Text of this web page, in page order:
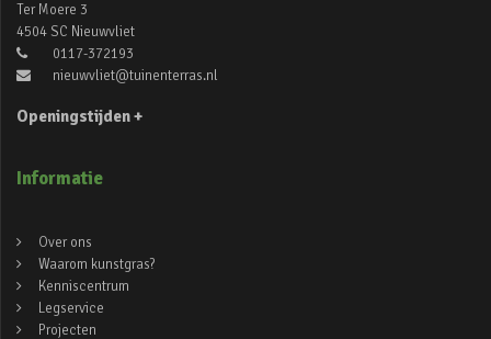
Ter Moere 3
4504 SC Nieuwvliet
0117-372193
nieuwvliet@tuinenterras.nl
Openingstijden +
Informatie
Over ons
Waarom kunstgras?
Kenniscentrum
Legservice
Projecten